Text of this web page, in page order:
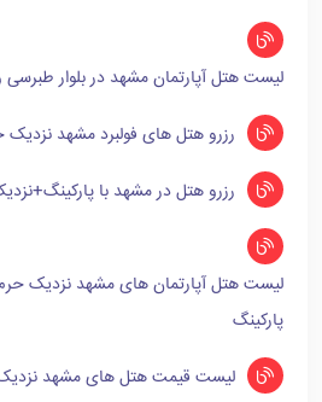
لیست هتل آپارتمان مشهد در بلوار طبرسی و فلکه
رزرو هتل های فولبرد مشهد نزدیک
رزرو هتل در مشهد با پارکینگ+نزدیک
لیست هتل آپارتمان های مشهد نزدیک
پارکینگ
لیست قیمت هتل های مشهد نزدیک